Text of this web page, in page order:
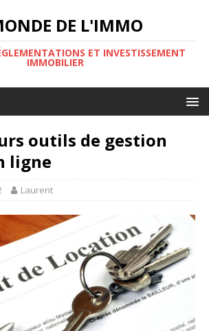
DE L'IMMO
ET INVESTISSEMENT
IMMOBILIER
outils de gestion
ligne
Laurent